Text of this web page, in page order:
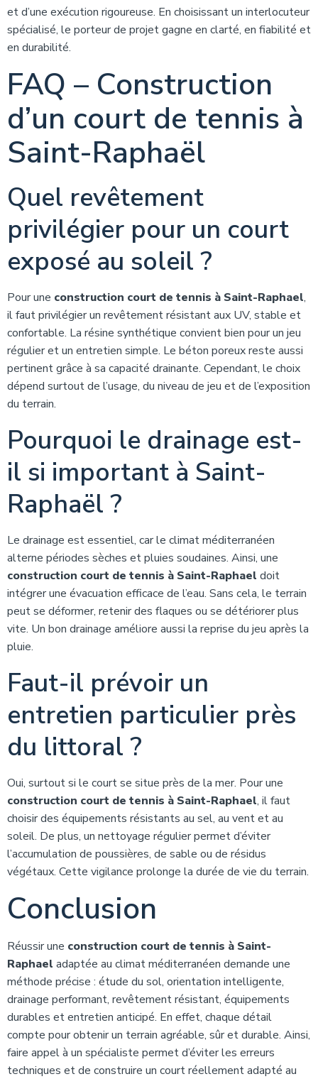
et d’une exécution rigoureuse. En choisissant un interlocuteur
spécialisé, le porteur de projet gagne en clarté, en fiabilité et
en durabilité.
FAQ – Construction
d’un court de tennis à
Saint-Raphaël
Quel revêtement
privilégier pour un court
exposé au soleil ?
Pour une construction court de tennis à Saint-Raphael,
il faut privilégier un revêtement résistant aux UV, stable et
confortable. La résine synthétique convient bien pour un jeu
régulier et un entretien simple. Le béton poreux reste aussi
pertinent grâce à sa capacité drainante. Cependant, le choix
dépend surtout de l’usage, du niveau de jeu et de l’exposition
du terrain.
Pourquoi le drainage est-
il si important à Saint-
Raphaël ?
Le drainage est essentiel, car le climat méditerranéen
alterne périodes sèches et pluies soudaines. Ainsi, une
construction court de tennis à Saint-Raphael doit
intégrer une évacuation efficace de l’eau. Sans cela, le terrain
peut se déformer, retenir des flaques ou se détériorer plus
vite. Un bon drainage améliore aussi la reprise du jeu après la
pluie.
Faut-il prévoir un
entretien particulier près
du littoral ?
Oui, surtout si le court se situe près de la mer. Pour une
construction court de tennis à Saint-Raphael, il faut
choisir des équipements résistants au sel, au vent et au
soleil. De plus, un nettoyage régulier permet d’éviter
l’accumulation de poussières, de sable ou de résidus
végétaux. Cette vigilance prolonge la durée de vie du terrain.
Conclusion
Réussir une construction court de tennis à Saint-
Raphael adaptée au climat méditerranéen demande une
méthode précise : étude du sol, orientation intelligente,
drainage performant, revêtement résistant, équipements
durables et entretien anticipé. En effet, chaque détail
compte pour obtenir un terrain agréable, sûr et durable. Ainsi,
faire appel à un spécialiste permet d’éviter les erreurs
techniques et de construire un court réellement adapté au